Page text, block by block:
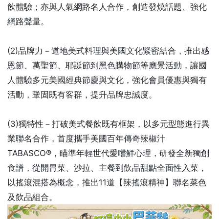
飲體驗；亦與人氣網路名人合作，創造發燒話題、強化
網路聲量。
(2)品牌力－道地美式料理與美國文化緊密結合，推出感
恩節、萬聖節、耶誕節到黑色購物節等應景活動，讓國
人體驗多元美國經典節慶與文化，強化會員優惠與獨有
活動，鞏固既有客群，提升品牌忠誠度。
(3)獨特性－打破美式餐飲既有框架，以多元型態進行異
業聯名合作，首度攜手美國百年傳奇辣椒汁
TABASCO®，瞄準年輕世代愛嚐鮮心理，研發全新獨創
食譜，從開胃菜、沙拉、主餐到飲品甜點全面性入菜，
以搖滾混搭為概念，推出11道【辣搖滾精神】聯名菜色
及飲品組合。